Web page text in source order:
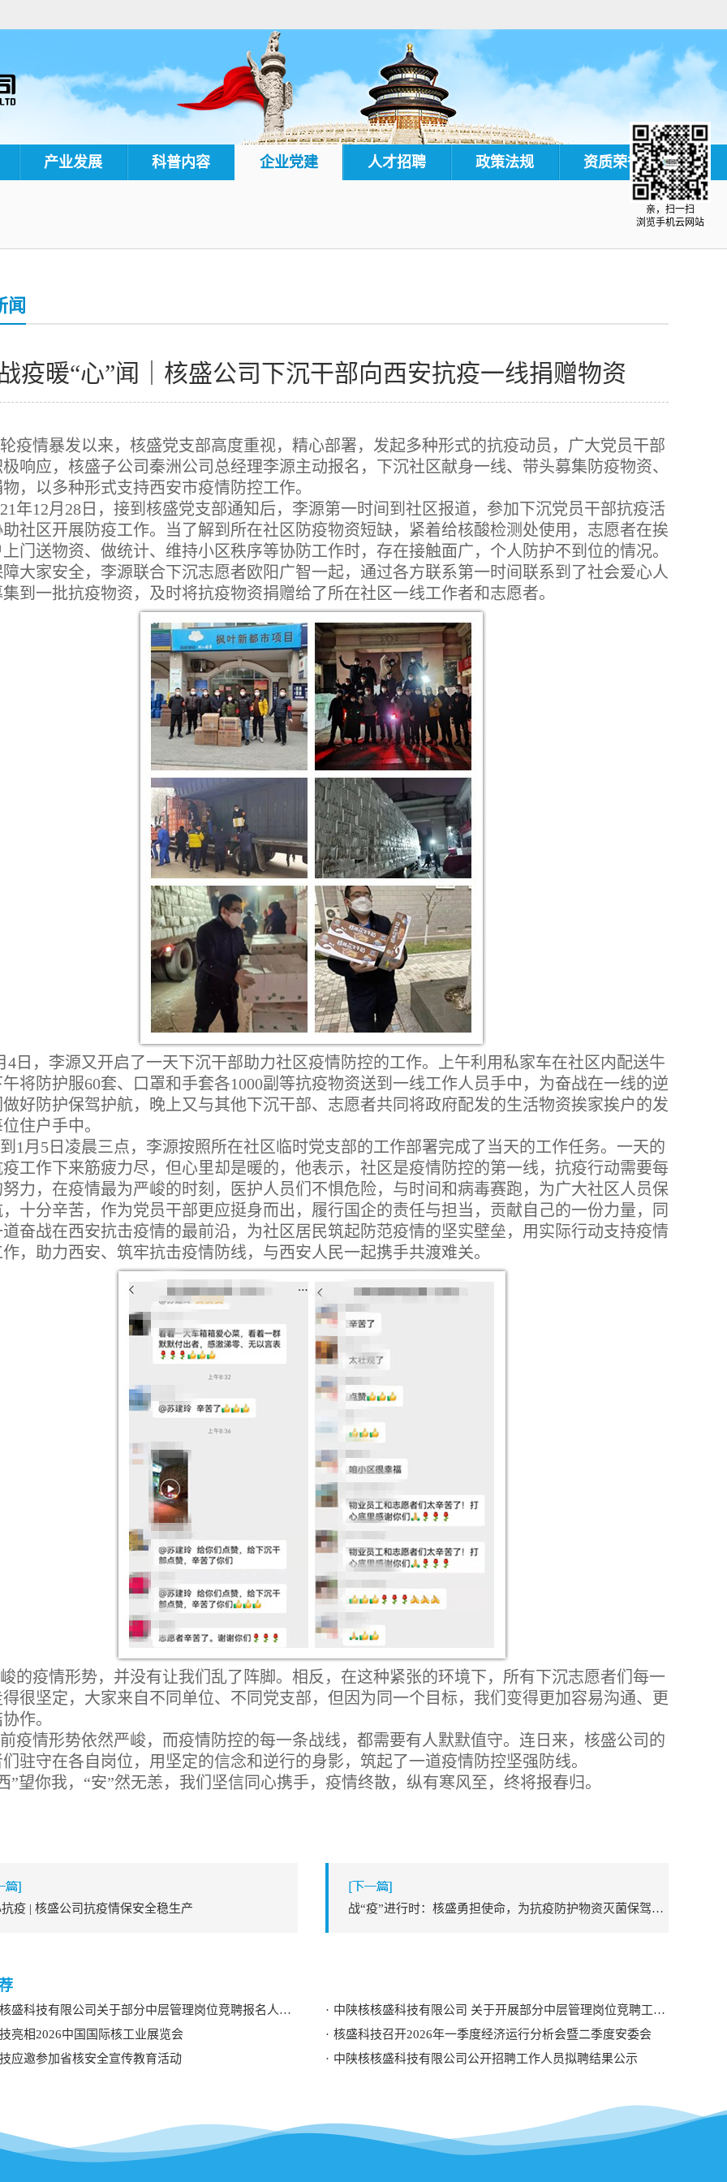
产业发展 科普内容 企业党建 人才招聘 政策法规 资质荣誉
闻
疫暖“心”闻｜核盛公司下沉干部向西安抗疫一线捐赠物资
疫情暴发以来，核盛党支部高度重视，精心部署，发起多种形式的抗疫动员，广大党员干部
响应，核盛子公司秦洲公司总经理李源主动报名，下沉社区献身一线、带头募集防疫物资、
，以多种形式支持西安市疫情防控工作。
年12月28日，接到核盛党支部通知后，李源第一时间到社区报道，参加下沉党员干部抗疫活
社区开展防疫工作。当了解到所在社区防疫物资短缺，紧着给核酸检测处使用，志愿者在挨
门送物资、做统计、维持小区秩序等协防工作时，存在接触面广，个人防护不到位的情况。
大家安全，李源联合下沉志愿者欧阳广智一起，通过各方联系第一时间联系到了社会爱心人
到一批抗疫物资，及时将抗疫物资捐赠给了所在社区一线工作者和志愿者。
4日，李源又开启了一天下沉干部助力社区疫情防控的工作。上午利用私家车在社区内配送牛
将防护服60套、口罩和手套各1000副等抗疫物资送到一线工作人员手中，为奋战在一线的逆
好防护保驾护航，晚上又与其他下沉干部、志愿者共同将政府配发的生活物资挨家挨户的发
住户手中。
1月5日凌晨三点，李源按照所在社区临时党支部的工作部署完成了当天的工作任务。一天的
工作下来筋疲力尽，但心里却是暖的，他表示，社区是疫情防控的第一线，抗疫行动需要每
力，在疫情最为严峻的时刻，医护人员们不惧危险，与时间和病毒赛跑，为广大社区人员保
十分辛苦，作为党员干部更应挺身而出，履行国企的责任与担当，贡献自己的一份力量，同
奋战在西安抗击疫情的最前沿，为社区居民筑起防范疫情的坚实壁垒，用实际行动支持疫情
，助力西安、筑牢抗击疫情防线，与西安人民一起携手共渡难关。
的疫情形势，并没有让我们乱了阵脚。相反，在这种紧张的环境下，所有下沉志愿者们每一
很坚定，大家来自不同单位、不同党支部，但因为同一个目标，我们变得更加容易沟通、更
作。
疫情形势依然严峻，而疫情防控的每一条战线，都需要有人默默值守。连日来，核盛公司的
驻守在各自岗位，用坚定的信念和逆行的身影，筑起了一道疫情防控坚强防线。
”望你我，“安”然无恙，我们坚信同心携手，疫情终散，纵有寒风至，终将报春归。
疫 | 核盛公司抗疫情保安全稳生产 战“疫”进行时：核盛勇担使命，为抗疫防护物资灭菌保驾护航
科技有限公司关于部分中层管理岗位竞聘报名人员资格审查结果的公示
中陕核核盛科技有限公司 关于开展部分中层管理岗位竞聘工作的 公告
亮相2026中国国际核工业展览会
核盛科技召开2026年一季度经济运行分析会暨二季度安委会
应邀参加省核安全宣传教育活动
中陕核核盛科技有限公司公开招聘工作人员拟聘结果公示
亲，扫一扫
浏览手机云网站